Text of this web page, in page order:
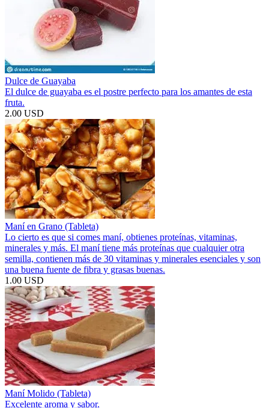
Dulce de Guayaba
El dulce de guayaba es el postre perfecto para los amantes de esta
fruta.
2.00 USD
Maní en Grano (Tableta)
Lo cierto es que si comes maní, obtienes proteínas, vitaminas,
minerales y más. El maní tiene más proteínas que cualquier otra
semilla, contienen más de 30 vitaminas y minerales esenciales y son
una buena fuente de fibra y grasas buenas.
1.00 USD
Maní Molido (Tableta)
Excelente aroma y sabor.